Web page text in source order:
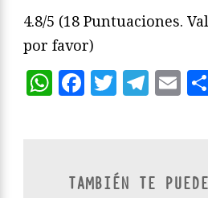
4.8/5 (18 Puntuaciones.
por favor)
WhatsApp
Facebook
Twitter
TAMBIÉN TE